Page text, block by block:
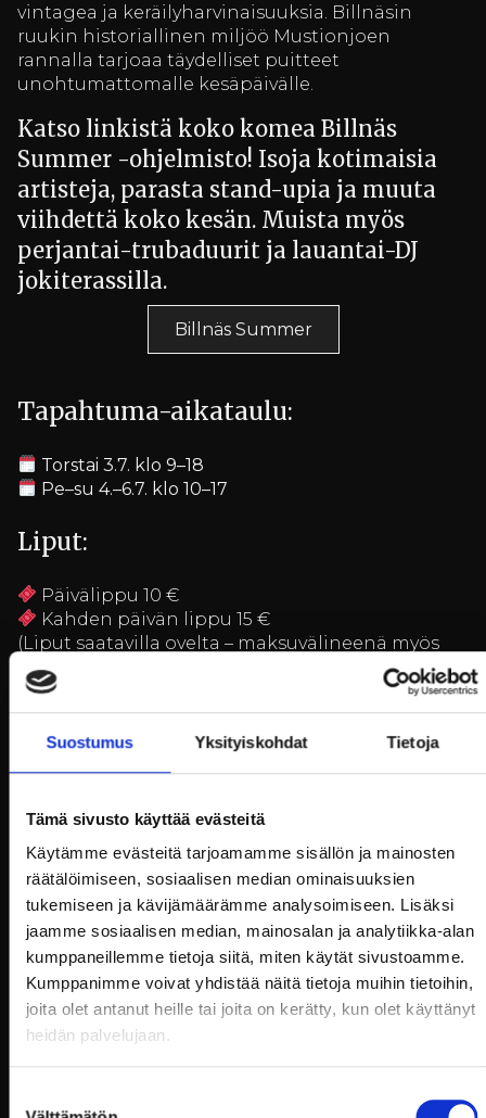
Suostumus Yksityiskohdat Tietoja
Tämä sivusto käyttää evästeitä
Käytämme evästeitä tarjoamamme sisällön ja mainosten
räätälöimiseen, sosiaalisen median ominaisuuksien
tukemiseen ja kävijämäärämme analysoimiseen. Lisäksi
jaamme sosiaalisen median, mainosalan ja analytiikka-alan
kumppaneillemme tietoja siitä, miten käytät sivustoamme.
Kumppanimme voivat yhdistää näitä tietoja muihin tietoihin,
joita olet antanut heille tai joita on kerätty, kun olet käyttänyt
heidän palvelujaan.
vintagea ja keräilyharvinaisuuksia. Billnäsin
ruukin historiallinen miljöö Mustionjoen
rannalla tarjoaa täydelliset puitteet
unohtumattomalle kesäpäivälle.
Katso linkistä koko komea Billnäs
Summer -ohjelmisto! Isoja kotimaisia
artisteja, parasta stand-upia ja muuta
viihdettä koko kesän. Muista myös
perjantai-trubaduurit ja lauantai-DJ
jokiterassilla.
Billnäs Summer
Tapahtuma-aikataulu:
Torstai 3.7. klo 9–18
Pe–su 4.–6.7. klo 10–17
Liput:
Päivälippu 10 €
Kahden päivän lippu 15 €
(Liput saatavilla ovelta – maksuvälineenä myös
kortti)
Tapahtuma-alueella:
Yli10 000 kävijäävuosittain
Sähköautojen latauspisteitä
Ravintolat ja kahvilat:
Näytteilleasettajat:
Iso pajassa:yli 100 kauppiasta
Ulkoalueella Antiikkitorilla:yli 30 kauppiasta
Tapahtuman järjestää
, joka on tuonut
antiikin ilosanomaa Billnäsiin jo yli 10 vuoden
uniikeista esineistä ja kesäisestä tunnelmasta –